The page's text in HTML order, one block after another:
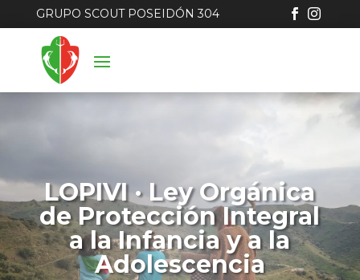
GRUPO SCOUT POSEIDÓN 304  
LOPIVI · Ley Orgánica
de Protección Integral
a la Infancia y a la
Adolescencia